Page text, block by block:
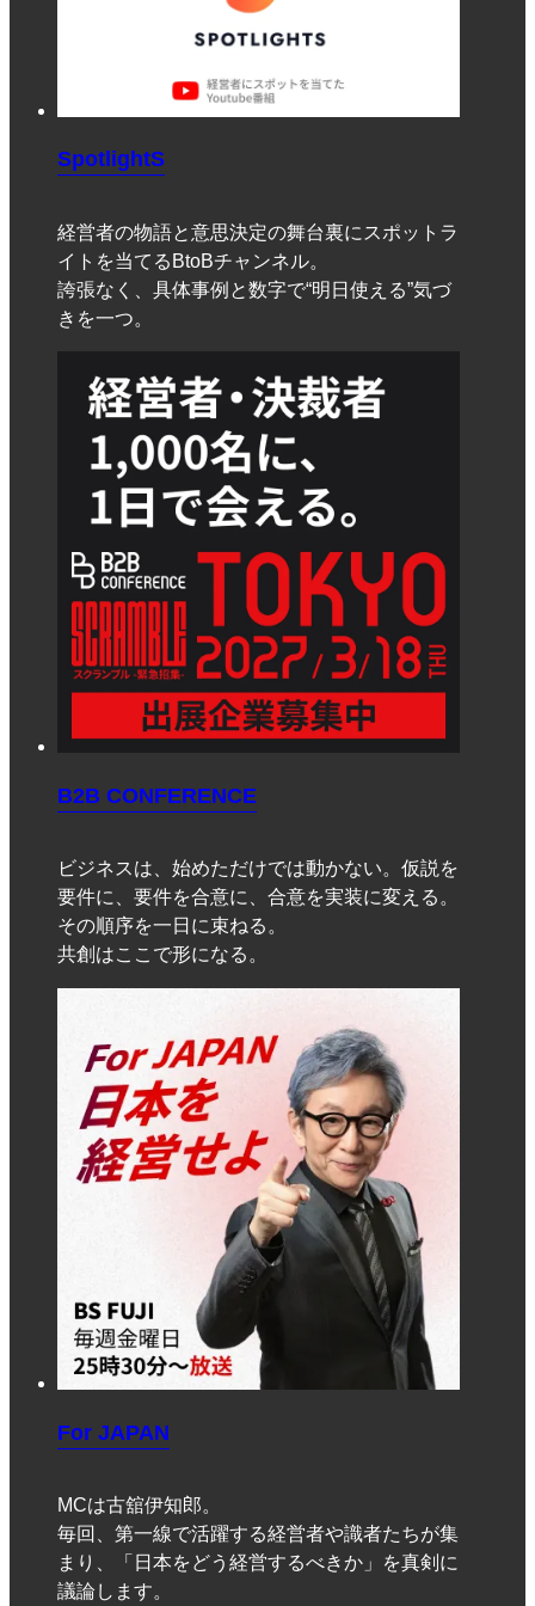
SpotlightS
経営者の物語と意思決定の舞台裏にスポットラ
イトを当てるBtoBチャンネル。
誇張なく、具体事例と数字で“明日使える”気づ
きを一つ。
B2B CONFERENCE
ビジネスは、始めただけでは動かない。仮説を
要件に、要件を合意に、合意を実装に変える。
その順序を一日に束ねる。
共創はここで形になる。
For JAPAN
MCは古舘伊知郎。
毎回、第一線で活躍する経営者や識者たちが集
まり、「日本をどう経営するべきか」を真剣に
議論します。